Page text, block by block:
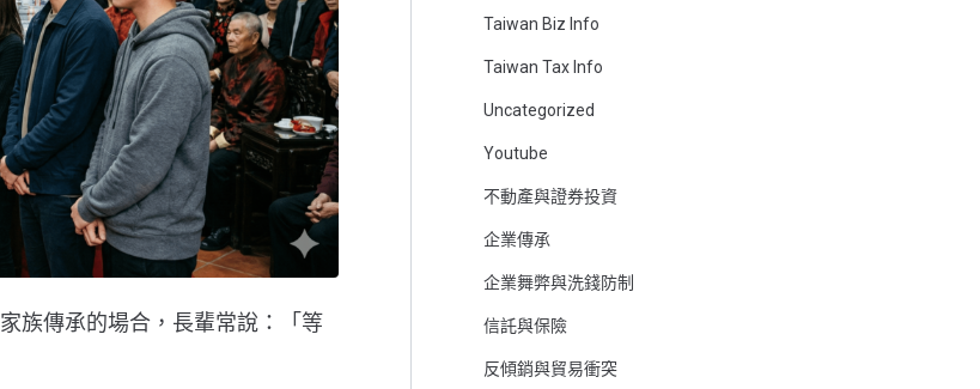
家族傳承的場合，長輩常說：「等
Taiwan Biz Info
Taiwan Tax Info
Uncategorized
Youtube
不動產與證券投資
企業傳承
企業舞弊與洗錢防制
信託與保險
反傾銷與貿易衝突